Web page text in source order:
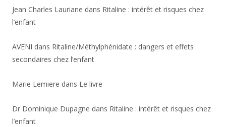
Jean Charles Lauriane dans Ritaline : intérêt et risques chez
l’enfant
AVENI dans Ritaline/Méthylphénidate : dangers et effets
secondaires chez l’enfant
Marie Lemiere dans Le livre
Dr Dominique Dupagne dans Ritaline : intérêt et risques chez
l’enfant